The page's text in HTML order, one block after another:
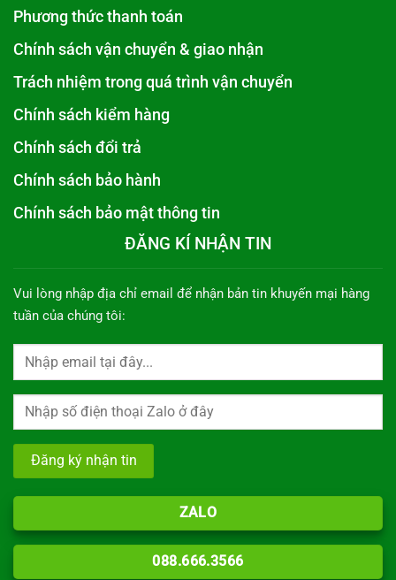
Phương thức thanh toán
Chính sách vận chuyển & giao nhận
Trách nhiệm trong quá trình vận chuyển
Chính sách kiểm hàng
Chính sách đổi trả
Chính sách bảo hành
Chính sách bảo mật thông tin
ĐĂNG KÍ NHẬN TIN
Vui lòng nhập địa chỉ email để nhận bản tin khuyến mại hàng
tuần của chúng tôi:
ZALO
088.666.3566